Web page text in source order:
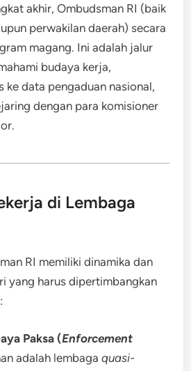
akhir, Ombudsman RI (baik
perwakilan daerah) secara
magang. Ini adalah jalur
budaya kerja,
ke data pengaduan nasional,
dengan para komisioner
di Lembaga
RI memiliki dinamika dan
yang harus dipertimbangkan
Paksa (Enforcement
adalah lembagaquasi-